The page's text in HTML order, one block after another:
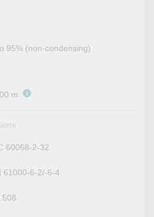
95% (non-condensing)
m
60068-2-32
61000-6-2/-6-4
508